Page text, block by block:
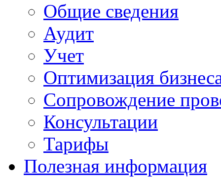
Общие сведения
Аудит
Учет
Оптимизация
Сопровождение
Консультации
Тарифы
Полезная информация